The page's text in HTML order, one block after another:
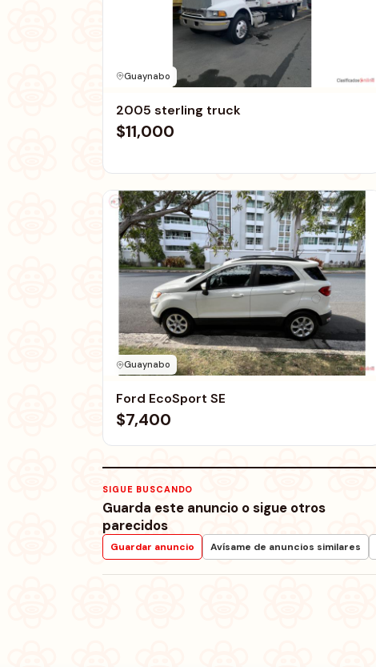
Guaynabo
2005 sterling truck
$11,000
Guaynabo
Ford EcoSport SE
$7,400
SIGUE BUSCANDO
Guarda este anuncio o sigue otros
parecidos
Guardar anuncio Avísame de anuncios similares